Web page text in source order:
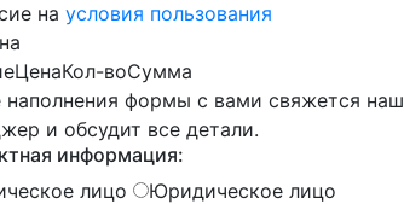
на условия пользования
ЦенаКол-воСумма
наполнения формы с вами свяжется наш
и обсудит все детали.
информация:
лицо
Юридическое лицо